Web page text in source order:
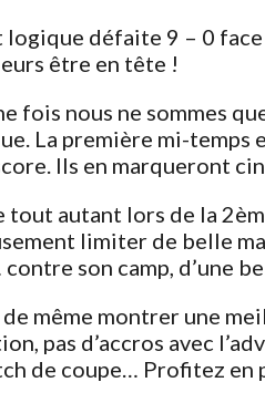
logique défaite 9 – 0
être en tête !
fois nous ne sommes
La première mi-temps
Ils en marqueront
tout autant lors de la
limiter de belle
son camp, d’une
même montrer une
pas d’accros avec
de coupe… Profitez